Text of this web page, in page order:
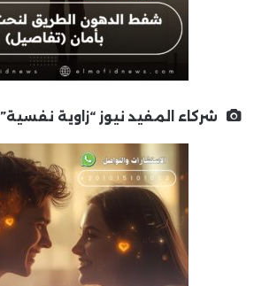
شركاء المفيد نيوز “زاوية نفسية”